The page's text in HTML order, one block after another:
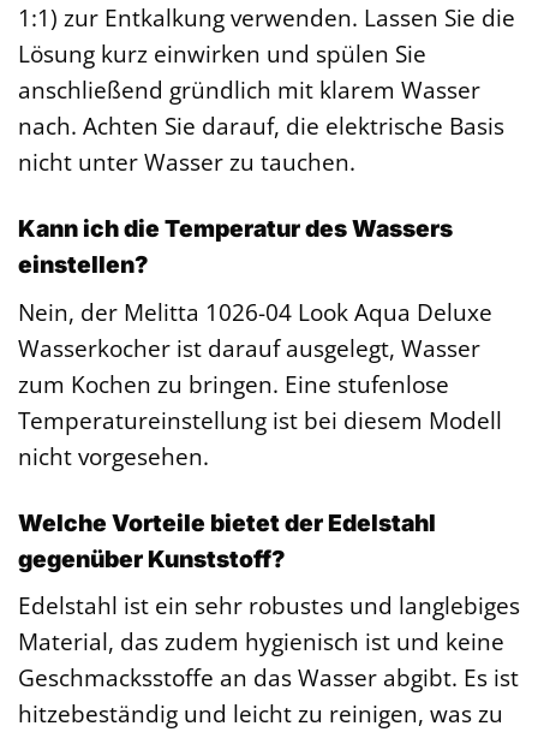
1:1) zur Entkalkung verwenden. Lassen Sie die
Lösung kurz einwirken und spülen Sie
anschließend gründlich mit klarem Wasser
nach. Achten Sie darauf, die elektrische Basis
nicht unter Wasser zu tauchen.
Kann ich die Temperatur des Wassers
einstellen?
Nein, der Melitta 1026-04 Look Aqua Deluxe
Wasserkocher ist darauf ausgelegt, Wasser
zum Kochen zu bringen. Eine stufenlose
Temperatureinstellung ist bei diesem Modell
nicht vorgesehen.
Welche Vorteile bietet der Edelstahl
gegenüber Kunststoff?
Edelstahl ist ein sehr robustes und langlebiges
Material, das zudem hygienisch ist und keine
Geschmacksstoffe an das Wasser abgibt. Es ist
hitzebeständig und leicht zu reinigen, was zu